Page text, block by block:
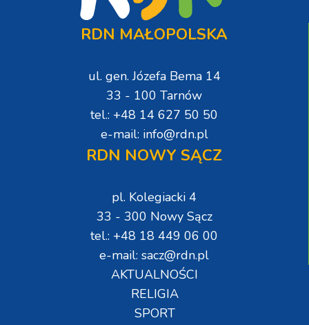
RDN MAŁOPOLSKA
ul. gen. Józefa Bema 14
33 - 100 Tarnów
tel.: +48 14 627 50 50
e-mail: info@rdn.pl
RDN NOWY SĄCZ
pl. Kolegiacki 4
33 - 300 Nowy Sącz
tel.: +48 18 449 06 00
e-mail: sacz@rdn.pl
AKTUALNOŚCI
RELIGIA
SPORT